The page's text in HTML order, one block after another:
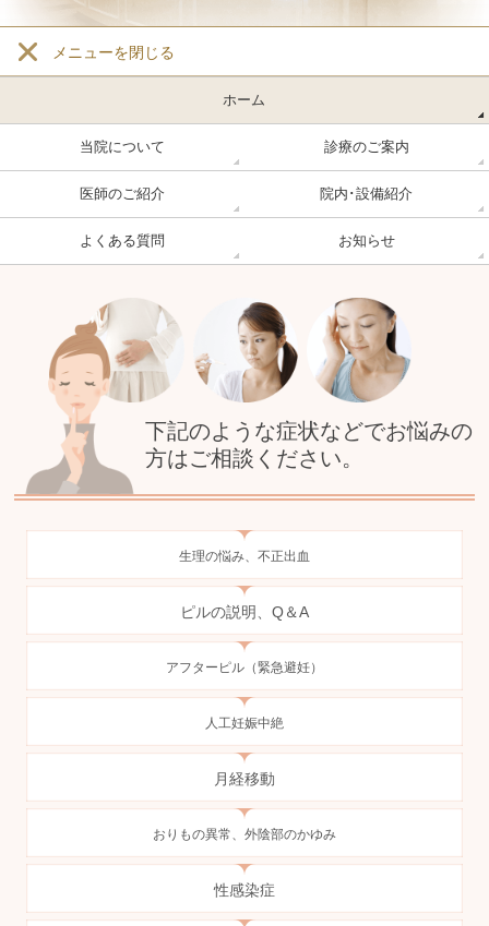
メニューを閉じる
ホーム
当院について 診療のご案内
医師のご紹介 院内･設備紹介
よくある質問 お知らせ
下記のような症状などでお悩みの
方はご相談ください。
生理の悩み、不正出血
ピルの説明、Q＆A
アフターピル（緊急避妊）
人工妊娠中絶
月経移動
おりもの異常、外陰部のかゆみ
性感染症